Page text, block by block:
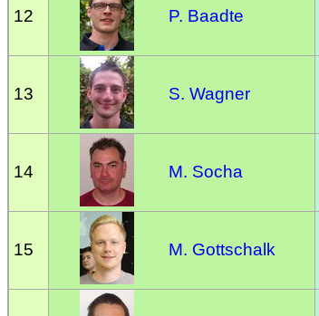
12 P. Baadte
13 S. Wagner
14 M. Socha
15 M. Gottschalk